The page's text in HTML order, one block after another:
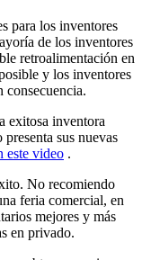
para los inventores
de los inventores
retroalimentación en
y los inventores
consecuencia.
exitosa inventora
sus nuevas
este video .
No recomiendo
feria comercial, en
mejores y más
en privado.